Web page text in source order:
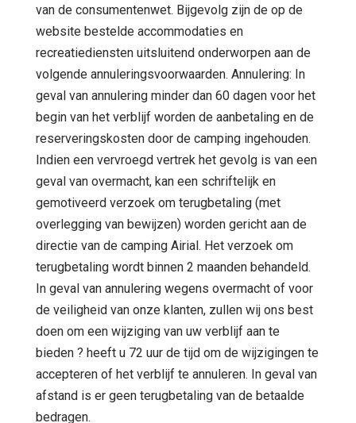
van de consumentenwet. Bijgevolg zijn de op de
website bestelde accommodaties en
recreatiediensten uitsluitend onderworpen aan de
volgende annuleringsvoorwaarden. Annulering: In
geval van annulering minder dan 60 dagen voor het
begin van het verblijf worden de aanbetaling en de
reserveringskosten door de camping ingehouden.
Indien een vervroegd vertrek het gevolg is van een
geval van overmacht, kan een schriftelijk en
gemotiveerd verzoek om terugbetaling (met
overlegging van bewijzen) worden gericht aan de
directie van de camping Airial. Het verzoek om
terugbetaling wordt binnen 2 maanden behandeld.
In geval van annulering wegens overmacht of voor
de veiligheid van onze klanten, zullen wij ons best
doen om een wijziging van uw verblijf aan te
bieden ? heeft u 72 uur de tijd om de wijzigingen te
accepteren of het verblijf te annuleren. In geval van
afstand is er geen terugbetaling van de betaalde
bedragen.